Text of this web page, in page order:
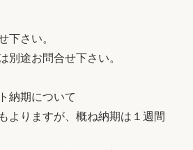
下さい。
別途お問合せ下さい。
納期について
よりますが、概ね納期は１週間